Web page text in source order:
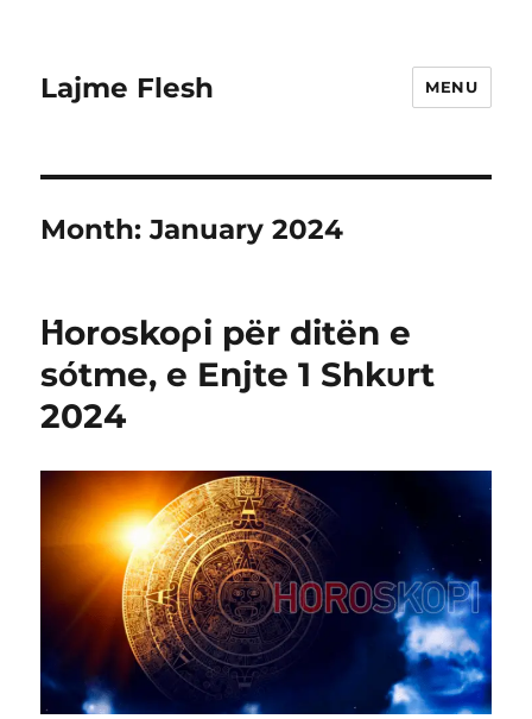
Lajme Flesh MENU
Month:January 2024
Ήoroskoρi për ditën e
sόtme, e Enjte 1 Shkυrt
2024